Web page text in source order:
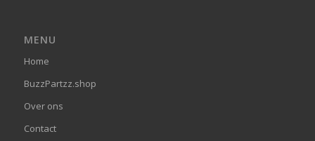
MENU
Home
BuzzPartzz.shop
Over ons
Contact